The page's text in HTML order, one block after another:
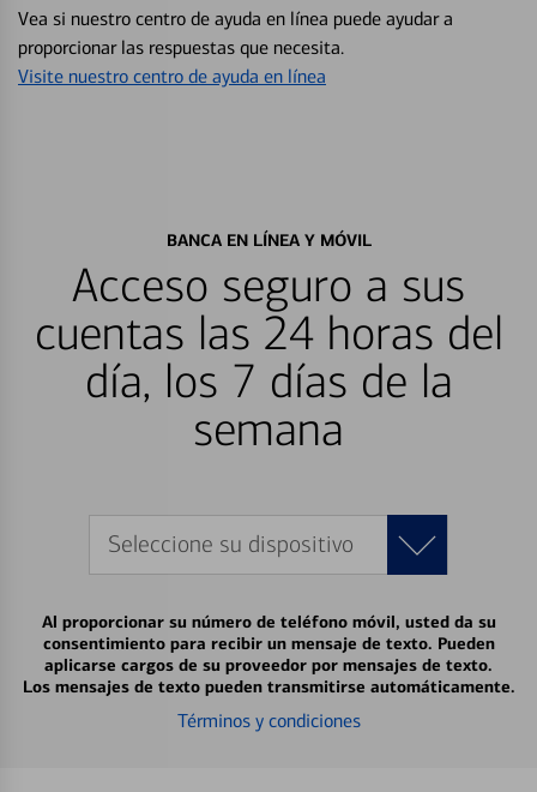
Vea si nuestro centro de ayuda en línea puede ayudar a
proporcionar las respuestas que necesita.
Visite nuestro centro de ayuda en línea
BANCA EN LÍNEA Y MÓVIL
Acceso seguro a sus
cuentas las 24 horas del
día, los 7 días de la
semana
Seleccione su dispositivo
Al proporcionar su número de teléfono móvil, usted da su
consentimiento para recibir un mensaje de texto. Pueden
aplicarse cargos de su proveedor por mensajes de texto.
Los mensajes de texto pueden transmitirse automáticamente.
Términos y condiciones